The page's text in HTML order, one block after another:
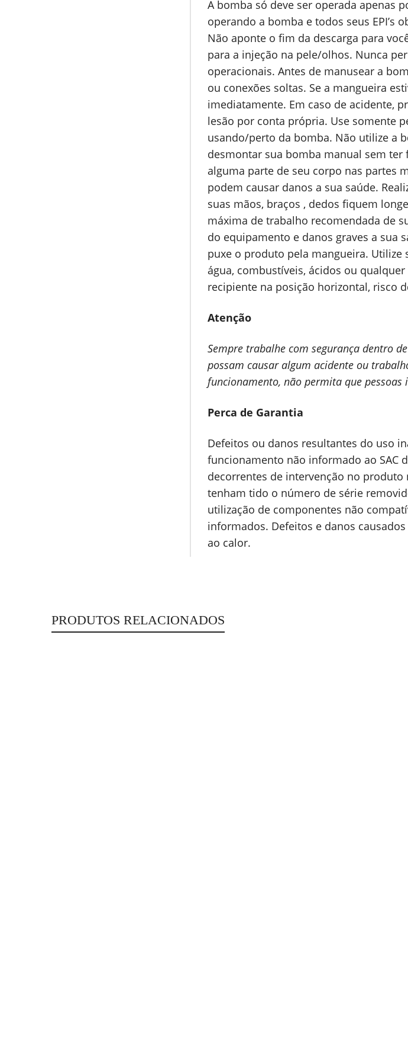
A bomba só deve ser operada apenas
operando a bomba e todos seus EPI’s
Não aponte o fim da descarga para
para a injeção na pele/olhos. Nunca
operacionais. Antes de manusear a
ou conexões soltas. Se a mangueira
imediatamente. Em caso de acidente,
lesão por conta própria. Use somente
usando/perto da bomba. Não utilize a
desmontar sua bomba manual sem
alguma parte de seu corpo nas partes
podem causar danos a sua saúde.
suas mãos, braços , dedos fiquem
máxima de trabalho recomendada de
do equipamento e danos graves a sua
puxe o produto pela mangueira.
água, combustíveis, ácidos ou
recipiente na posição horizontal, risco
Atenção
Sempre trabalhe com segurança dentro
possam causar algum acidente ou
funcionamento, não permita que
Perca de Garantia
Defeitos ou danos resultantes do uso
funcionamento não informado ao SAC
decorrentes de intervenção no
tenham tido o número de série
utilização de componentes não
informados. Defeitos e danos
ao calor.
PRODUTOS RELACIONADOS